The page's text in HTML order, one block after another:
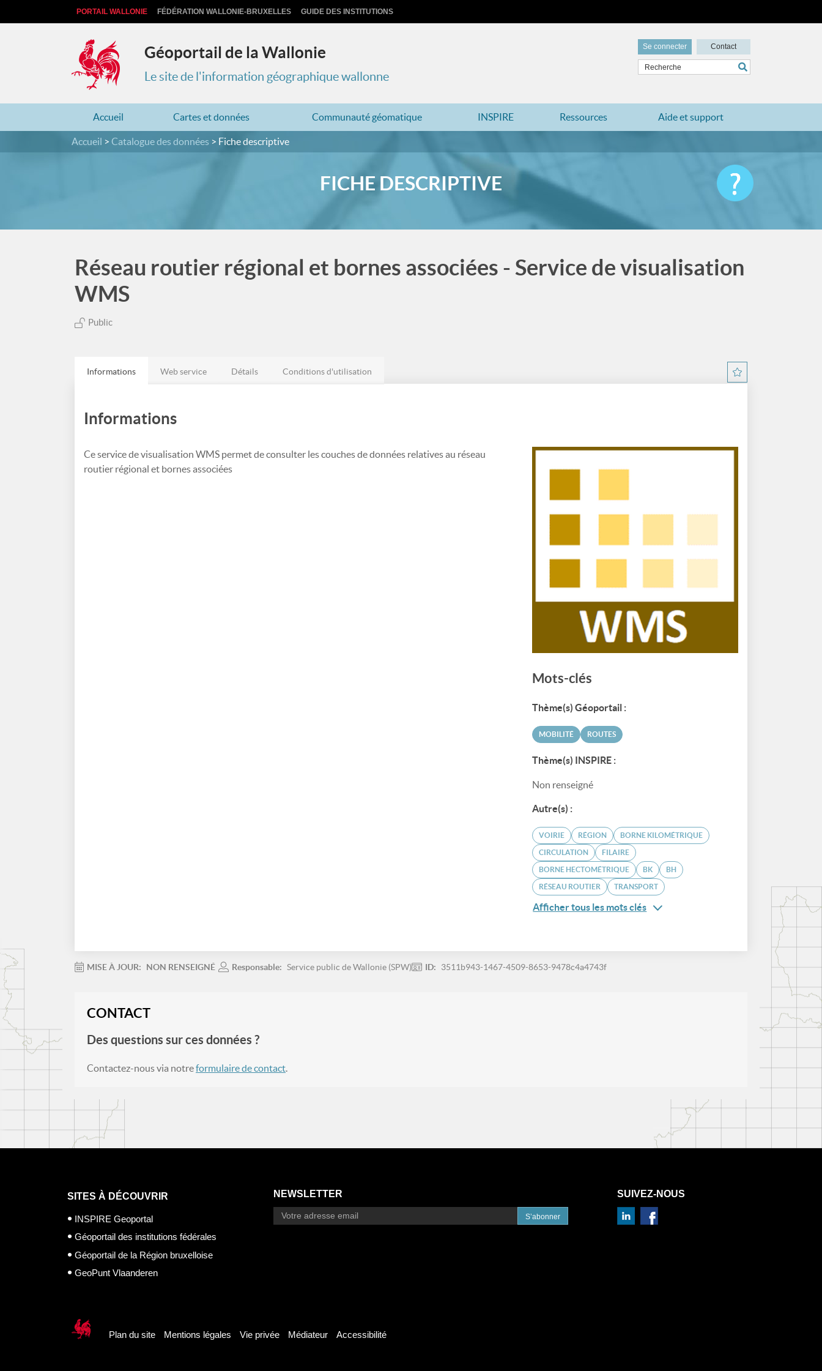
PORTAIL WALLONIE FÉDÉRATION WALLONIE-BRUXELLES GUIDE DES INSTITUTIONS
Géoportail de la Wallonie
Le site de l'information géographique wallonne
Se connecter Contact
Accueil Cartes et données Communauté géomatique INSPIRE Ressources Aide et support
Accueil Catalogue des données Fiche descriptive
FICHE DESCRIPTIVE
Réseau routier régional et bornes associées - Service de visualisation
WMS
Public
Informations Web service Détails Conditions d'utilisation
Informations
Ce service de visualisation WMS permet de consulter les couches de données relatives au réseau
routier régional et bornes associées
Mots-clés
Thème(s) Géoportail :
MOBILITÉ ROUTES
Thème(s) INSPIRE :
Non renseigné
Autre(s) :
VOIRIE RÉGION BORNE KILOMÉTRIQUE
CIRCULATION FILAIRE
BORNE HECTOMÉTRIQUE BK BH
RÉSEAU ROUTIER TRANSPORT
Afficher tous les mots clés
MISE À JOUR: NON RENSEIGNÉ Responsable: Service public de Wallonie (SPW) ID: 3511b943-1467-4509-8653-9478c4a4743f
CONTACT
Des questions sur ces données ?
Contactez-nous via notreformulaire de contact.
SITES À DÉCOUVRIR
INSPIRE Geoportal
Géoportail des institutions fédérales
Géoportail de la Région bruxelloise
GeoPunt Vlaanderen
NEWSLETTER
S’abonner
SUIVEZ-NOUS
Plan du site Mentions légales Vie privée Médiateur Accessibilité